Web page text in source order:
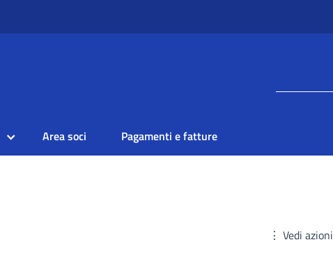
Area soci Pagamenti e fatture
⋮ Vedi azioni